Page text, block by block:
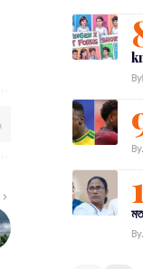
By
By
By